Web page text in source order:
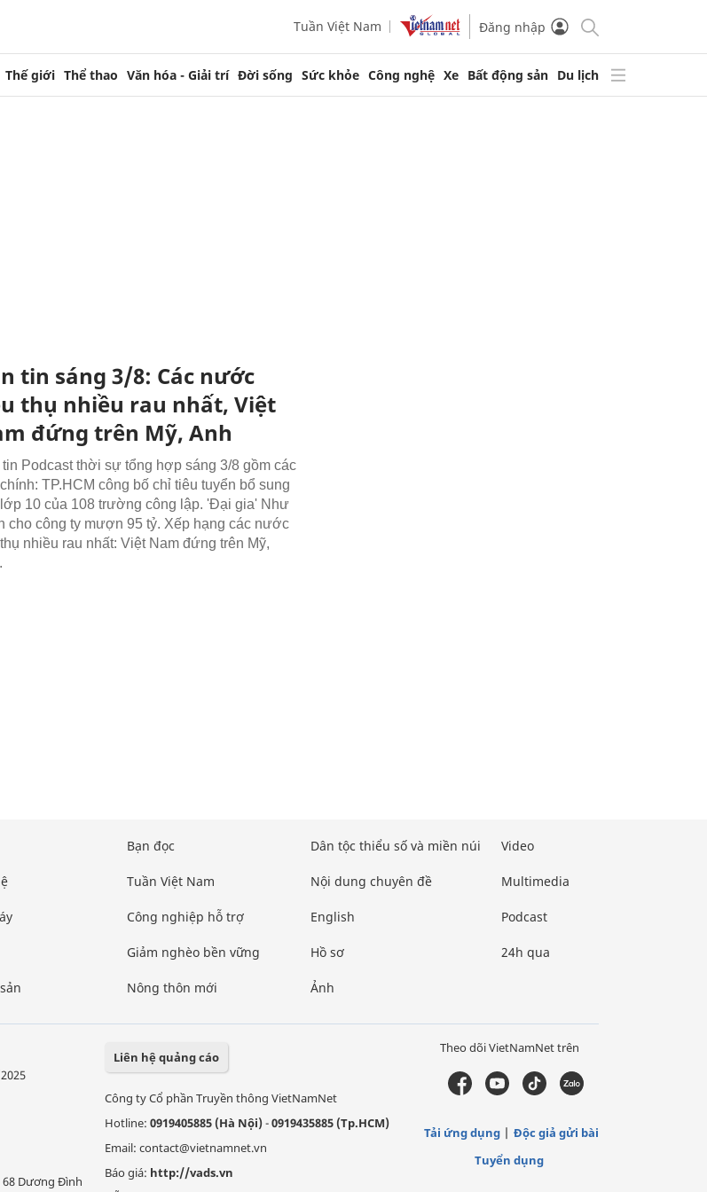
Tuần Việt Nam Đăng nhập
Thế giới Thể thao Văn hóa - Giải trí Đời sống Sức khỏe Công nghệ Xe Bất động sản Du lịch
tin sáng 3/8: Các nước
thụ nhiều rau nhất, Việt
đứng trên Mỹ, Anh
tin Podcast thời sự tổng hợp sáng 3/8 gồm các
TP.HCM công bố chỉ tiêu tuyển bổ sung
10 của 108 trường công lập. 'Đại gia' Như
cho công ty mượn 95 tỷ. Xếp hạng các nước
nhiều rau nhất: Việt Nam đứng trên Mỹ,
Bạn đọc
Tuần Việt Nam
Công nghiệp hỗ trợ
Giảm nghèo bền vững
Nông thôn mới
Dân tộc thiểu số và miền núi
Nội dung chuyên đề
English
Hồ sơ
Ảnh
Video
Multimedia
Podcast
24h qua
68 Dương Đình
Liên hệ quảng cáo
Công ty Cổ phần Truyền thông VietNamNet
Hotline: 0919405885 (Hà Nội)-0919435885 (Tp.HCM)
Email: contact@vietnamnet.vn
Báo giá: http://vads.vn
Theo dõi VietNamNet trên
Tải ứng dụng
Độc giả gửi bài
Tuyển dụng